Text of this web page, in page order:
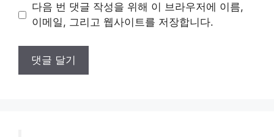
트
다음 번 댓글 작성을 위해 이 브라우저에 이름,
이메일, 그리고 웹사이트를 저장합니다.